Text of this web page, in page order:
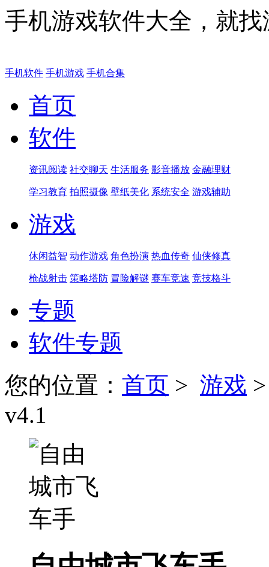
手机游戏软件大全，就
手机软件 手机游戏 手机合集
首页
软件
资讯阅读 社交聊天 生活服务 影音播放 金融理财
学习教育 拍照摄像 壁纸美化 系统安全 游戏辅助
游戏
休闲益智 动作游戏 角色扮演 热血传奇 仙侠修真
枪战射击 策略塔防 冒险解谜 赛车竞速 竞技格斗
专题
软件专题
您的位置： 首页 > 游戏
v4.1